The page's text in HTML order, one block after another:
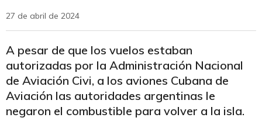
27 de abril de 2024
A pesar de que los vuelos estaban
autorizadas por la Administración Nacional
de Aviación Civi, a los aviones Cubana de
Aviación las autoridades argentinas le
negaron el combustible para volver a la isla.